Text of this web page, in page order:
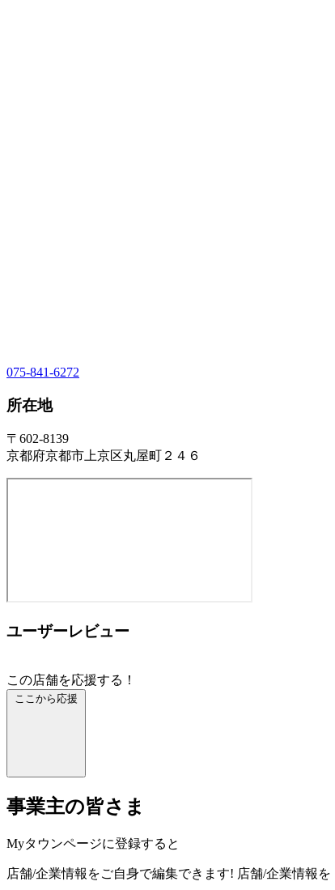
075-841-6272
所在地
〒602-8139
京都府京都市上京区丸屋町２４６
ユーザーレビュー
この店舗を応援する！
ここから応援
事業主の皆さま
Myタウンページに登録すると
店舗/企業情報をご自身で編集できます! 店舗/企業情報を